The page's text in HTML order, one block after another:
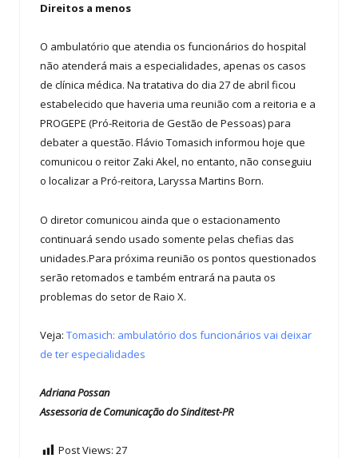
Direitos a menos
O ambulatório que atendia os funcionários do hospital
não atenderá mais a especialidades, apenas os casos
de clínica médica. Na tratativa do dia 27 de abril ficou
estabelecido que haveria uma reunião com a reitoria e a
PROGEPE (Pró-Reitoria de Gestão de Pessoas) para
debater a questão. Flávio Tomasich informou hoje que
comunicou o reitor Zaki Akel, no entanto, não conseguiu
o localizar a Pró-reitora, Laryssa Martins Born.
O diretor comunicou ainda que o estacionamento
continuará sendo usado somente pelas chefias das
unidades.Para próxima reunião os pontos questionados
serão retomados e também entrará na pauta os
problemas do setor de Raio X.
Veja: Tomasich: ambulatório dos funcionários vai deixar
de ter especialidades
Adriana Possan
Assessoria de Comunicação do Sinditest-PR
Post Views: 27